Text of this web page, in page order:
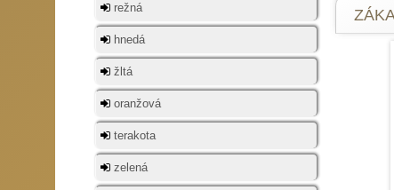
režná
hnedá
žltá
oranžová
terakota
zelená